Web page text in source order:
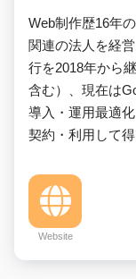
Web制作歴16年
関連の法人を経
行を2018年から
含む）、現在は
導入・運用最適
契約・利用して
Website